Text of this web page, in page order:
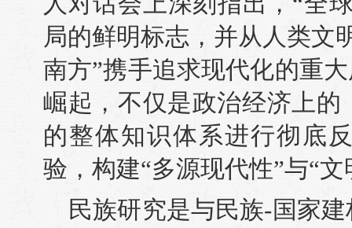
局的鲜明标志，并从人类文
南方”携手追求现代化的重
崛起，不仅是政治经济上
的整体知识体系进行彻底
验，构建“多源现代性”与“
民族研究是与民族-国家